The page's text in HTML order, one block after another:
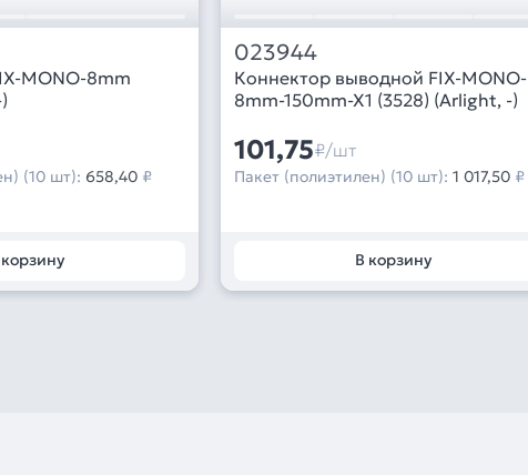
MONO-8mm
(10 шт): 658,40 ₽
023944
Коннектор выводной FIX-MONO-
8mm-150mm-X1 (3528) (Arlight, -)
101,75₽/шт
Пакет (полиэтилен) (10 шт): 1 017,50 ₽
В корзину